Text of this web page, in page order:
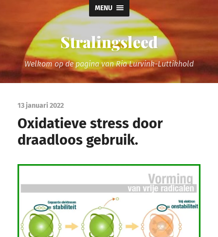
MENU
Stralingsleed
Welkom op de pagina van Ria Lurvink-Luttikhold
13 januari 2022
Oxidatieve stress door
draadloos gebruik.